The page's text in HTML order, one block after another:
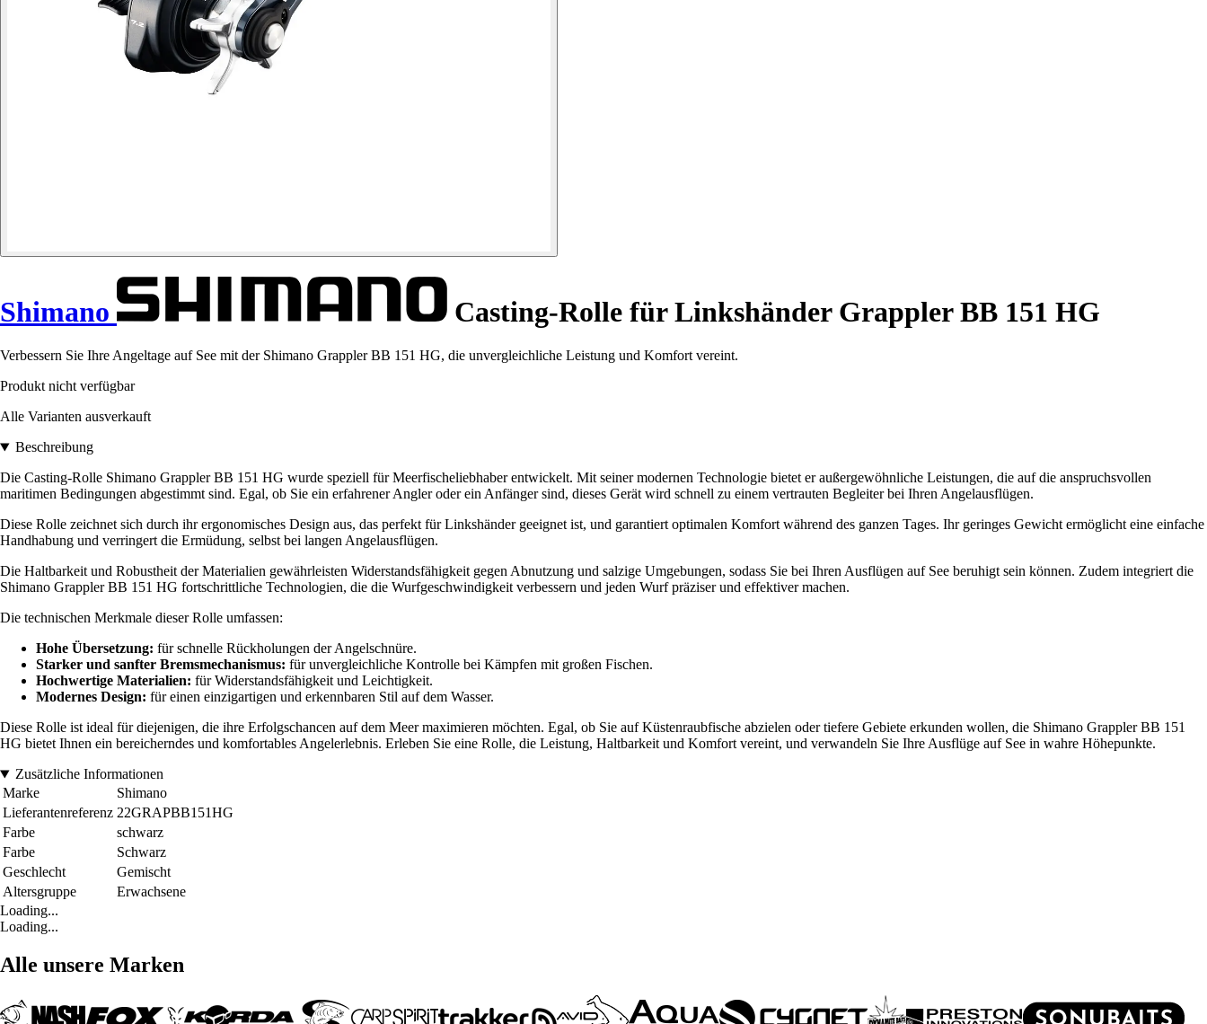
Shimano Casting-Rolle für Linkshänder Grappler BB 151 HG
Verbessern Sie Ihre Angeltage auf See mit der Shimano Grappler BB 151 HG, die unvergleichliche Leistung und Komfort vereint.
Produkt nicht verfügbar
Alle Varianten ausverkauft
Beschreibung
Die Casting-Rolle Shimano Grappler BB 151 HG wurde speziell für Meerfischeliebhaber entwickelt. Mit seiner modernen Technologie bietet er außergewöhnliche Leistungen, die auf die anspruchsvollen
maritimen Bedingungen abgestimmt sind. Egal, ob Sie ein erfahrener Angler oder ein Anfänger sind, dieses Gerät wird schnell zu einem vertrauten Begleiter bei Ihren Angelausflügen.
Diese Rolle zeichnet sich durch ihr ergonomisches Design aus, das perfekt für Linkshänder geeignet ist, und garantiert optimalen Komfort während des ganzen Tages. Ihr geringes Gewicht ermöglicht eine einfache
Handhabung und verringert die Ermüdung, selbst bei langen Angelausflügen.
Die Haltbarkeit und Robustheit der Materialien gewährleisten Widerstandsfähigkeit gegen Abnutzung und salzige Umgebungen, sodass Sie bei Ihren Ausflügen auf See beruhigt sein können. Zudem integriert die
Shimano Grappler BB 151 HG fortschrittliche Technologien, die die Wurfgeschwindigkeit verbessern und jeden Wurf präziser und effektiver machen.
Die technischen Merkmale dieser Rolle umfassen:
Hohe Übersetzung: für schnelle Rückholungen der Angelschnüre.
Starker und sanfter Bremsmechanismus: für unvergleichliche Kontrolle bei Kämpfen mit großen Fischen.
Hochwertige Materialien: für Widerstandsfähigkeit und Leichtigkeit.
Modernes Design: für einen einzigartigen und erkennbaren Stil auf dem Wasser.
Diese Rolle ist ideal für diejenigen, die ihre Erfolgschancen auf dem Meer maximieren möchten. Egal, ob Sie auf Küstenraubfische abzielen oder tiefere Gebiete erkunden wollen, die Shimano Grappler BB 151
HG bietet Ihnen ein bereicherndes und komfortables Angelerlebnis. Erleben Sie eine Rolle, die Leistung, Haltbarkeit und Komfort vereint, und verwandeln Sie Ihre Ausflüge auf See in wahre Höhepunkte.
Zusätzliche Informationen
Marke
Shimano
Lieferantenreferenz 22GRAPBB151HG
Farbe
schwarz
Farbe
Schwarz
Geschlecht
Gemischt
Altersgruppe
Erwachsene
Loading...
Loading...
Alle unsere Marken